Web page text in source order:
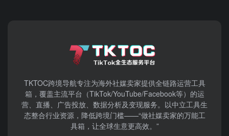
TKTOC跨境导航​专注为海外社媒卖家提供全链路运营工具
箱，覆盖主流平台（TikTok/YouTube/Facebook等）​的运
营、直播、广告投放、数据分析及变现服务。以中立工具生
态整合行业资源，降低跨境门槛——“做社媒卖家的万能工
具箱，让全球生意更高效。”